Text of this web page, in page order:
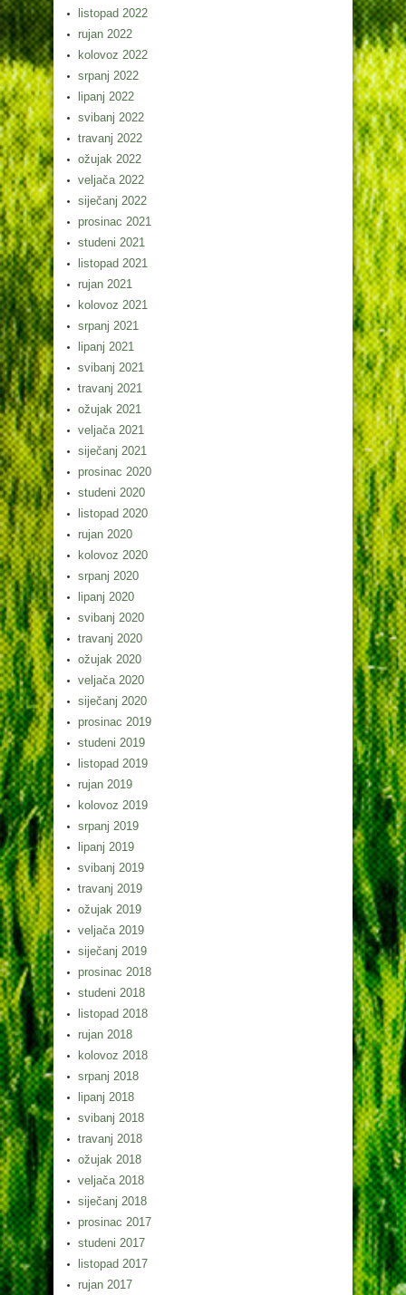
listopad 2022
rujan 2022
kolovoz 2022
srpanj 2022
lipanj 2022
svibanj 2022
travanj 2022
ožujak 2022
veljača 2022
siječanj 2022
prosinac 2021
studeni 2021
listopad 2021
rujan 2021
kolovoz 2021
srpanj 2021
lipanj 2021
svibanj 2021
travanj 2021
ožujak 2021
veljača 2021
siječanj 2021
prosinac 2020
studeni 2020
listopad 2020
rujan 2020
kolovoz 2020
srpanj 2020
lipanj 2020
svibanj 2020
travanj 2020
ožujak 2020
veljača 2020
siječanj 2020
prosinac 2019
studeni 2019
listopad 2019
rujan 2019
kolovoz 2019
srpanj 2019
lipanj 2019
svibanj 2019
travanj 2019
ožujak 2019
veljača 2019
siječanj 2019
prosinac 2018
studeni 2018
listopad 2018
rujan 2018
kolovoz 2018
srpanj 2018
lipanj 2018
svibanj 2018
travanj 2018
ožujak 2018
veljača 2018
siječanj 2018
prosinac 2017
studeni 2017
listopad 2017
rujan 2017